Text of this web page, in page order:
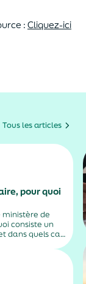
: Cliquez-ici
Tous les articles
pour quoi
ministère de
consiste un
dans quels cas